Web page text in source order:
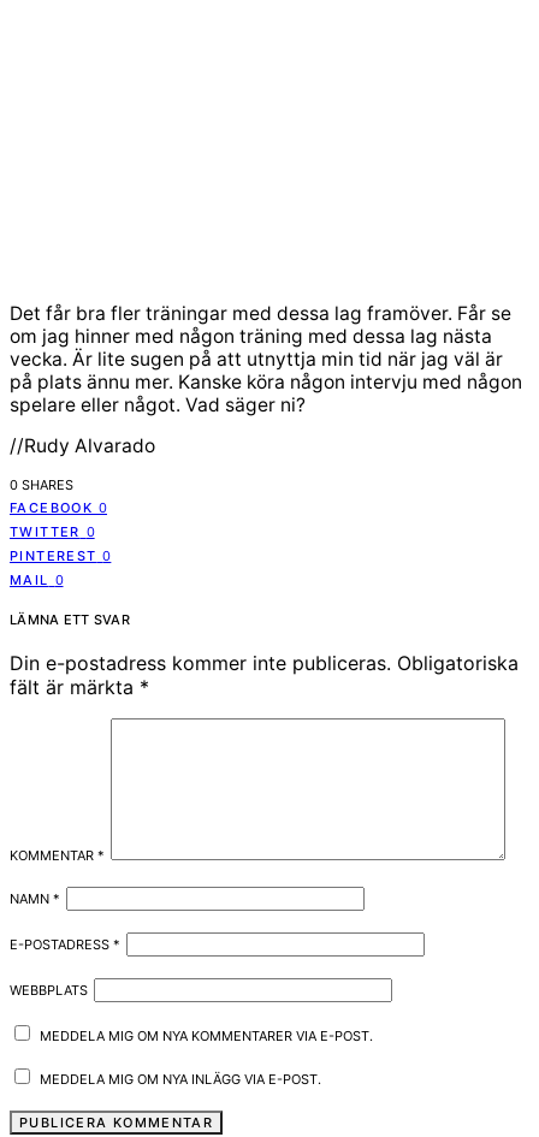
Det får bra fler träningar med dessa lag framöver. Får se
om jag hinner med någon träning med dessa lag nästa
vecka. Är lite sugen på att utnyttja min tid när jag väl är
på plats ännu mer. Kanske köra någon intervju med någon
spelare eller något. Vad säger ni?
//Rudy Alvarado
0 SHARES
FACEBOOK 0
TWITTER 0
PINTEREST 0
MAIL 0
LÄMNA ETT SVAR
Din e-postadress kommer inte publiceras. Obligatoriska
fält är märkta *
KOMMENTAR *
NAMN *
E-POSTADRESS *
WEBBPLATS
MEDDELA MIG OM NYA KOMMENTARER VIA E-POST.
MEDDELA MIG OM NYA INLÄGG VIA E-POST.